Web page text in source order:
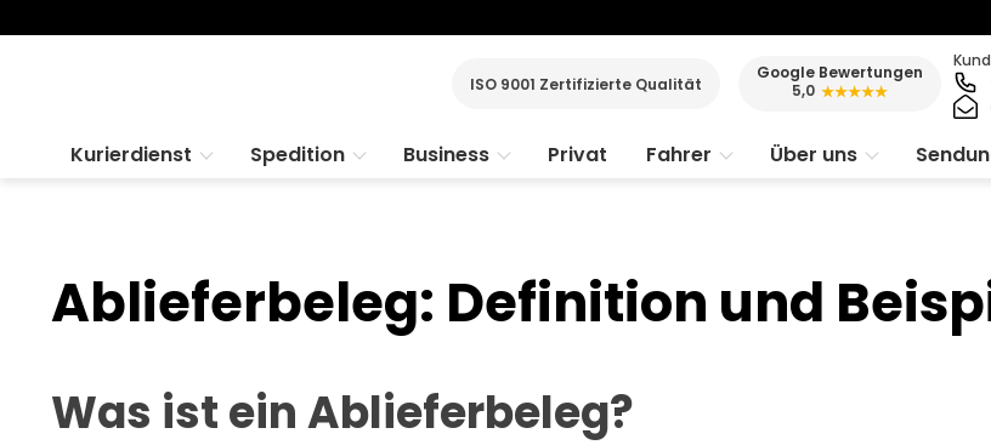
ISO 9001 Zertifizierte Qualität
Google Bewertungen
5,0 ★★★★★
Kurierdienst Spedition Business Privat Fahrer Über uns
Ablieferbeleg: Definition und
Was ist ein Ablieferbeleg?